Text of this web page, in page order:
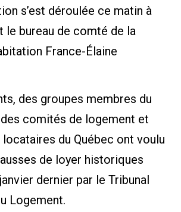
s’est déroulée ce matin à
le bureau de comté de la
France-Élaine
des groupes membres du
comités de logement et
du Québec ont voulu
de loyer historiques
dernier par le Tribunal
Logement.